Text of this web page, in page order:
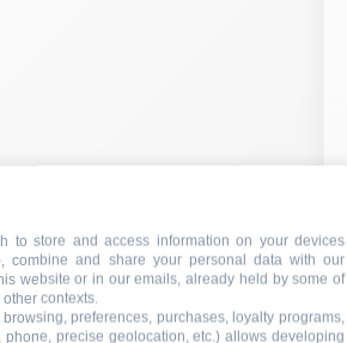
and activities subject to consent. You can also
to processing activities not subject to consent.
Accept all